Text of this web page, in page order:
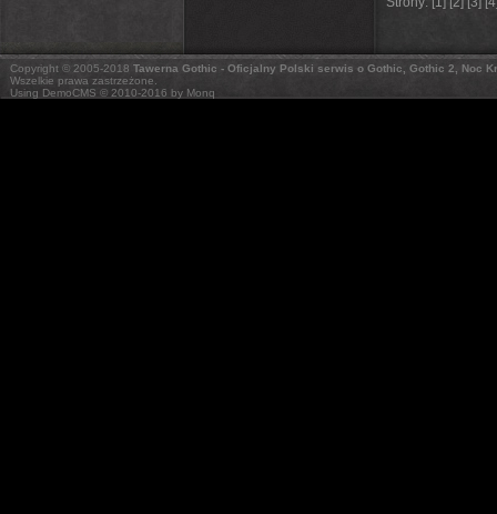
Copyright © 2005-2018 Tawerna Gothic - Oficjalny Polski serwis o Gothic, Gothic 2, Noc
Wszelkie prawa zastrzeżone.
Using DemoCMS © 2010-2016 by Monq